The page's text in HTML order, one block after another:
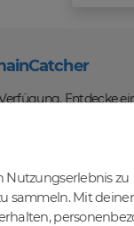
Entdecke
Profitiere von
Angebot an
Möglichkeit,
Nutzungserlebnis zu
sammeln. Mit deiner